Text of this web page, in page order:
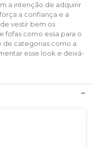
a intenção de adquirir
a confiança e a
vestir bem os
fofas como essa para o
de categorias como a
esse look e deixá-